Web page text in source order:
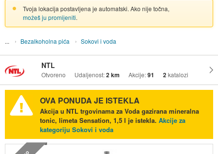
Tvoja lokacija postavljena je automatski. Ako nije točna,
možeš ju promijeniti.
Bezalkoholna pića Sokovi i voda
NTL
Otvoreno Udaljenost:2 km Akcije:91 2katalozi
OVA PONUDA JE ISTEKLA
Akcija u NTL trgovinama za Voda gazirana mineralna
tonic, limeta Sensation, 1,5 l je istekla. Akcije za
kategoriju Sokovi i voda